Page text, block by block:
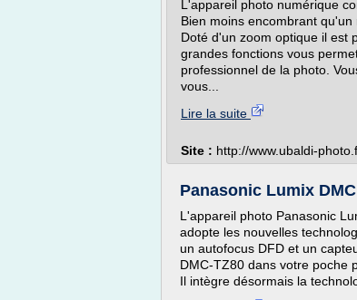
L'appareil photo numérique
Bien moins encombrant
Doté d'un zoom optique il est
grandes fonctions vous
professionnel de la photo.
vous...
Lire la suite
Site : http://www.ubaldi-
Panasonic Lumix
L'appareil photo Panasonic
adopte les nouvelles
un autofocus DFD et un
DMC-TZ80 dans votre poche
Il intègre désormais la